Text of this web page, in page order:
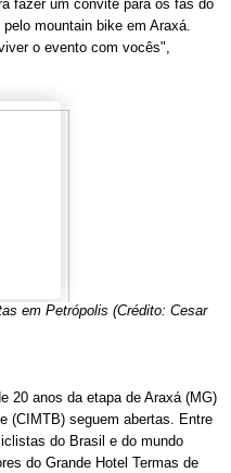
fazer um convite para os fãs do
mountain bike em Araxá.
o evento com vocês",
em Petrópolis (Crédito: Cesar
20 anos da etapa de Araxá (MG)
(CIMTB) seguem abertas. Entre
do Brasil e do mundo
do Grande Hotel Termas de